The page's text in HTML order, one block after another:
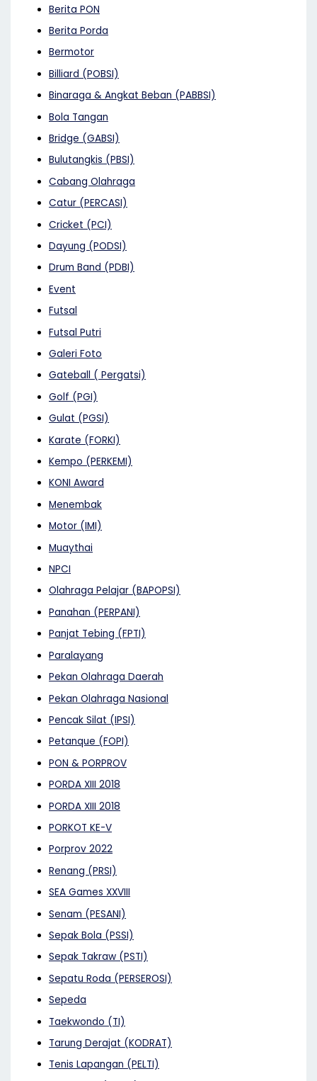
Berita PON
Berita Porda
Bermotor
Billiard (POBSI)
Binaraga & Angkat Beban (PABBSI)
Bola Tangan
Bridge (GABSI)
Bulutangkis (PBSI)
Cabang Olahraga
Catur (PERCASI)
Cricket (PCI)
Dayung (PODSI)
Drum Band (PDBI)
Event
Futsal
Futsal Putri
Galeri Foto
Gateball ( Pergatsi)
Golf (PGI)
Gulat (PGSI)
Karate (FORKI)
Kempo (PERKEMI)
KONI Award
Menembak
Motor (IMI)
Muaythai
NPCI
Olahraga Pelajar (BAPOPSI)
Panahan (PERPANI)
Panjat Tebing (FPTI)
Paralayang
Pekan Olahraga Daerah
Pekan Olahraga Nasional
Pencak Silat (IPSI)
Petanque (FOPI)
PON & PORPROV
PORDA XIII 2018
PORDA XIII 2018
PORKOT KE-V
Porprov 2022
Renang (PRSI)
SEA Games XXVIII
Senam (PESANI)
Sepak Bola (PSSI)
Sepak Takraw (PSTI)
Sepatu Roda (PERSEROSI)
Sepeda
Taekwondo (TI)
Tarung Derajat (KODRAT)
Tenis Lapangan (PELTI)